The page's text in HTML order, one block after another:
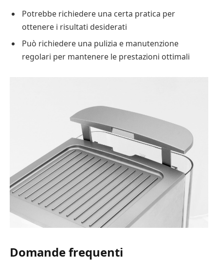
Potrebbe richiedere una certa pratica per
ottenere i risultati desiderati
Può richiedere una pulizia e manutenzione
regolari per mantenere le prestazioni ottimali
Domande frequenti